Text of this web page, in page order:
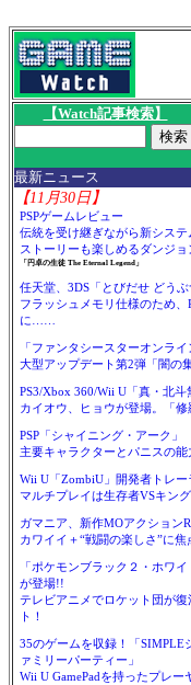
【Watch記事検索】
最新ニュース
【11月30日】
PSPゲームレビュー
伝統を受け継ぎながら新システ
ストーリーも楽しめるダンジョ
「円卓の生徒 The Eternal Legend」
任天堂、3DS「とびだせ どうぶ
フラッシュメモリ仕様のため
に……
「ファンタシースターオンライ
大型アップデート第2弾「闇の
PS3/Xbox 360/Wii U「真・北斗
カイオウ、ヒョウが登場。「
PSP「シャイニング・アーク」
主要キャラクターとパニスの能
Wii U「ZombiU」開発者トレー
マルチプレイは生存者VSキン
ガマニア、新作MOアクション
カワイイ＋“戦闘の楽しさ”に
「ポケモンブラック２・ホワ
が登場!!
テレビアニメでロケット団が
ト！
35のゲームを収録！「SIMPLE
ァミリーパーティー」
Wii U GamePadを持ったプレ